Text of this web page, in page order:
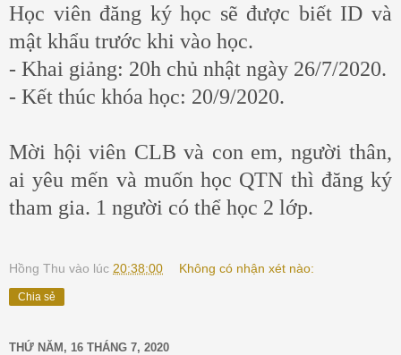
Học viên đăng ký học sẽ được biết ID và
mật khẩu trước khi vào học.
- Khai giảng: 20h chủ nhật ngày 26/7/2020.
- Kết thúc khóa học: 20/9/2020.
Mời hội viên CLB và con em, người thân,
ai yêu mến và muốn học QTN thì đăng ký
tham gia. 1 người có thể học 2 lớp.
Hồng Thu vào lúc 20:38:00 Không có nhận xét nào:
Chia sẻ
THỨ NĂM, 16 THÁNG 7, 2020